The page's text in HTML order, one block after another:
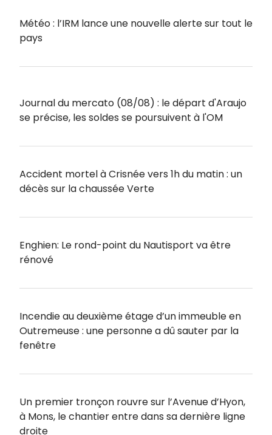
Météo : l’IRM lance une nouvelle alerte sur tout le
pays
Journal du mercato (08/08) : le départ d'Araujo
se précise, les soldes se poursuivent à l'OM
Accident mortel à Crisnée vers 1h du matin : un
décès sur la chaussée Verte
Enghien: Le rond-point du Nautisport va être
rénové
Incendie au deuxième étage d’un immeuble en
Outremeuse : une personne a dû sauter par la
fenêtre
Un premier tronçon rouvre sur l’Avenue d’Hyon,
à Mons, le chantier entre dans sa dernière ligne
droite